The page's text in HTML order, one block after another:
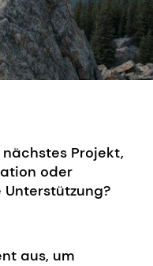
Projekt,
oder
aus, um